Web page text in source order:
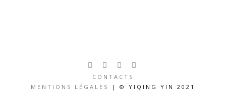
CONTACTS
MENTIONS LÉGALES
| © YIQING YIN 2021